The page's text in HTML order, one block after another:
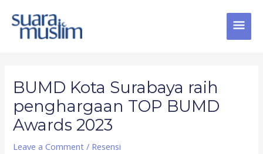
content
BUMD Kota Surabaya raih
penghargaan TOP BUMD
Awards 2023
Leave a Comment / Resensi